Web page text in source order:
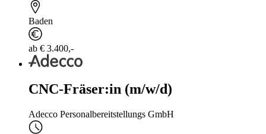
Baden
ab € 3.400,-
CNC-Fräser:in (m/w/d)
Adecco Personalbereitstellungs GmbH